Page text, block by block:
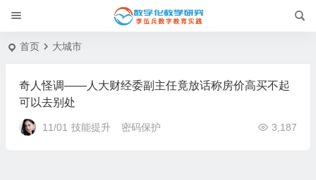
首页 大城市
奇人怪调——人大财经委副主任竟放话称房价高买不起
可以去别处
11/01 技能提升 3,187
密码保护